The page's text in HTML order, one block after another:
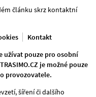
článku skrz kontaktní
Kontakt
užívat pouze pro osobní
je možné pouze
provozovatele.
šíření či dalšího